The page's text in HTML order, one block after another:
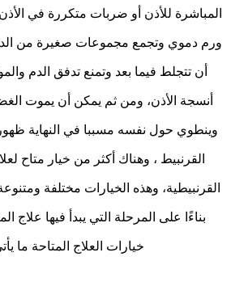
المباشرة للأذن أو ضربات متكررة في
ورم دموي وتجمع مجموعات صغيرة من
أن تتجلط فيما بعد وتمنع تدفق الدم
أنسجة الأذن، ومن ثم يمكن أن يموت
وينطوي حول نفسه مسببا في النهاية
القرنبيط ، وهناك أكثر من خيار متاح
القرنبيطية، وهذه الخيارات مختلفة
بناءًا على المرحلة التي يبدأ فيها علاج
خيارات العلاج المتاحة ما